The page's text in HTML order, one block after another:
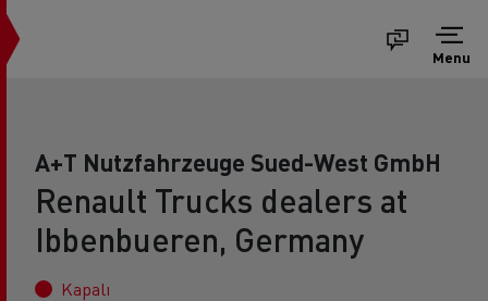
Menu
A+T Nutzfahrzeuge Sued-West GmbH
Renault Trucks dealers at
Ibbenbueren, Germany
Kapalı